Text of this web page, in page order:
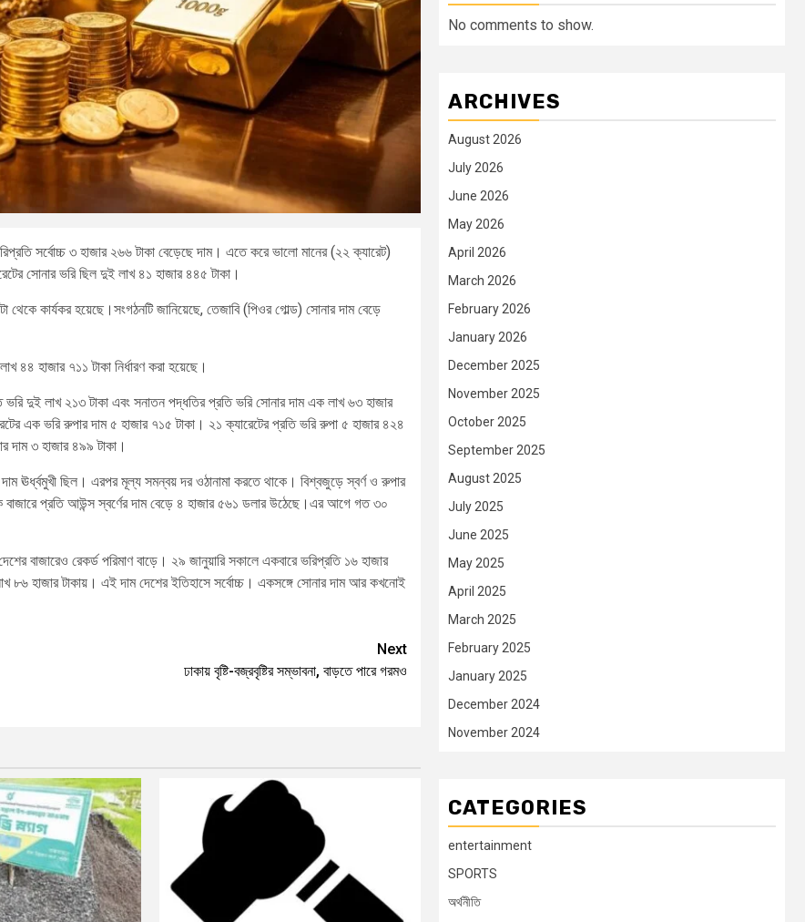
সর্বোচ্চ ৩ হাজার ২৬৬ টাকা বেড়েছে দাম। এতে করে ভালো মানের (২২ ক্যারেট)
সোনার ভরি ছিল দুই লাখ ৪১ হাজার ৪৪৫ টাকা।
কার্যকর হয়েছে।সংগঠনটি জানিয়েছে, তেজাবি (পিওর গোল্ড) সোনার দাম বেড়ে
৪৪ হাজার ৭১১ টাকা নির্ধারণ করা হয়েছে।
দুই লাখ ২১৩ টাকা এবং সনাতন পদ্ধতির প্রতি ভরি সোনার দাম এক লাখ ৬৩ হাজার
এক ভরি রুপার দাম ৫ হাজার ৭১৫ টাকা। ২১ ক্যারেটের প্রতি ভরি রুপা ৫ হাজার ৪২৪
দাম ৩ হাজার ৪৯৯ টাকা।
ঊর্ধ্বমুখী ছিল। এরপর মূল্য সমন্বয় দর ওঠানামা করতে থাকে। বিশ্বজুড়ে স্বর্ণ ও রুপার
প্রতি আউন্স স্বর্ণের দাম বেড়ে ৪ হাজার ৫৬১ ডলার উঠেছে।এর আগে গত ৩০
বাজারেও রেকর্ড পরিমাণ বাড়ে। ২৯ জানুয়ারি সকালে একবারে ভরিপ্রতি ১৬ হাজার
৮৬ হাজার টাকায়। এই দাম দেশের ইতিহাসে সর্বোচ্চ। একসঙ্গে সোনার দাম আর কখনোই
Next
ঢাকায় বৃষ্টি-বজ্রবৃষ্টির সম্ভাবনা, বাড়তে পারে গরমও
No comments to show.
ARCHIVES
August 2026
July 2026
June 2026
May 2026
April 2026
March 2026
February 2026
January 2026
December 2025
November 2025
October 2025
September 2025
August 2025
July 2025
June 2025
May 2025
April 2025
March 2025
February 2025
January 2025
December 2024
November 2024
CATEGORIES
entertainment
SPORTS
অর্থনীতি